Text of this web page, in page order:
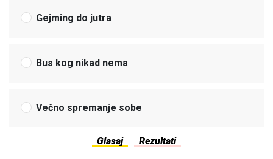
Gejming do jutra
Bus kog nikad nema
Večno spremanje sobe